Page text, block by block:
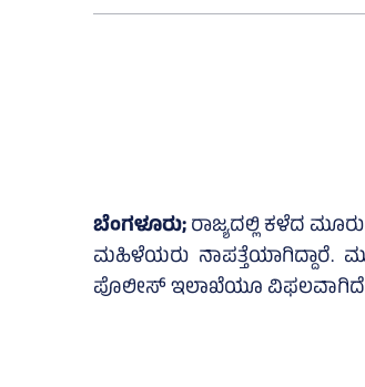
ಬೆಂಗಳೂರು;ರಾಜ್ಯದಲ್ಲಿ ಕಳೆದ
ಮಹಿಳೆಯರು ನಾಪತ್ತೆಯಾಗಿದ್ದಾರೆ.
ಪೊಲೀಸ್‌ ಇಲಾಖೆಯೂ